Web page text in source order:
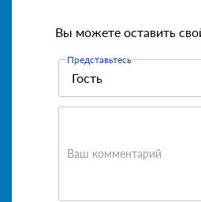
Вы можете оставить
Представьтесь
Ваш комментарий